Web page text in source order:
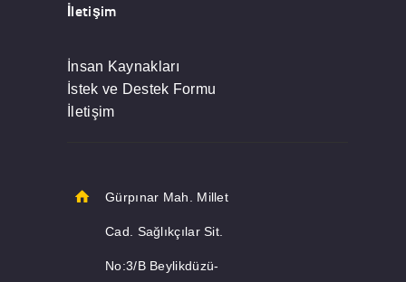
İletişim
İnsan Kaynakları
İstek ve Destek Formu
İletişim
Gürpınar Mah. Millet
Cad. Sağlıkçılar Sit.
No:3/B Beylikdüzü-